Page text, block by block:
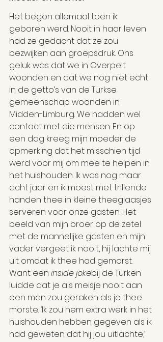
Het begon allemaal toen ik
geboren werd. Nooit in haar leven
had ze gedacht dat ze zou
bezwijken aan groepsdruk. Ons
geluk was dat we in Overpelt
woonden en dat we nog niet echt
in de getto’s van de Turkse
gemeenschap woonden in
Midden-Limburg. We hadden wel
contact met die mensen. En op
een dag kreeg mijn moeder de
opmerking dat het misschien tijd
werd voor mij om mee te helpen in
het huishouden. Ik was nog maar
acht jaar en ik moest met trillende
handen thee in kleine theeglaasjes
serveren voor onze gasten. Het
beeld van mijn broer op de zetel
met de mannelijke gasten en mijn
vader vergeet ik nooit, hij lachte mij
uit omdat ik thee had gemorst.
Want een inside jokebij de Turken
luidde dat je als meisje nooit aan
een man zou geraken als je thee
morste. ‘Ik zou hem extra werk in het
huishouden hebben gegeven als ik
had geweten dat hij jou uitlachte,’